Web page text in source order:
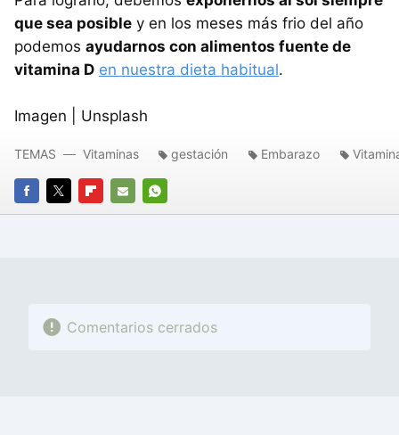
que sea posible y en los meses más frio del año
podemos ayudarnos con alimentos fuente de
vitamina D en nuestra dieta habitual.
Imagen | Unsplash
FACEBOOK
TWITTERFLIPBOARD
E-
WHATSAPP
TEMAS Vitaminas gestación Embarazo
Comentarios cerrados